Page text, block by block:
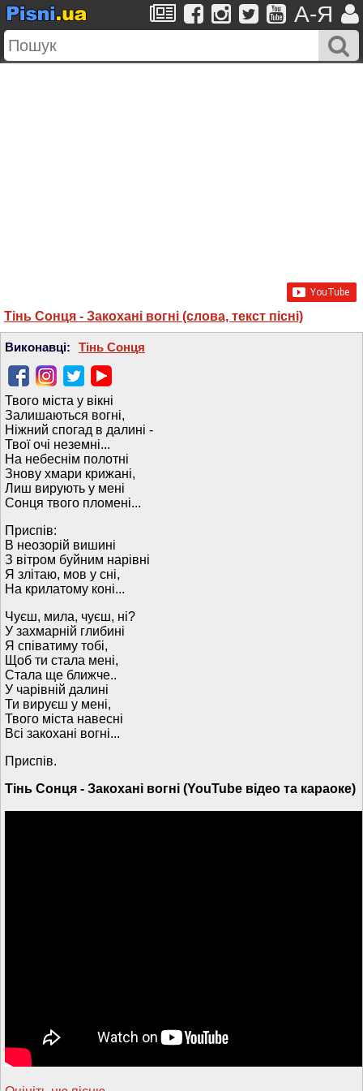
A-Я
Тінь Сонця - Закохані вогні (слова, текст пісні)
Виконавці: Тінь Сонця
Твого міста у вікні
Залишаються вогні,
Ніжний спогад в далині -
Твої очі неземні...
На небеснім полотні
Знову хмари крижані,
Лиш вирують у мені
Сонця твого пломені...
Приспів:
В неозорій вишині
З вітром буйним нарівні
Я злітаю, мов у сні,
На крилатому коні...
Чуєш, мила, чуєш, ні?
У захмарній глибині
Я співатиму тобі,
Щоб ти стала мені,
Стала ще ближче..
У чарівній далині
Ти вируєш у мені,
Твого міста навесні
Всі закохані вогні...
Приспів.
Тінь Сонця - Закохані вогні (YouTube відео та караоке)